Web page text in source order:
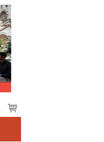
Voir
le